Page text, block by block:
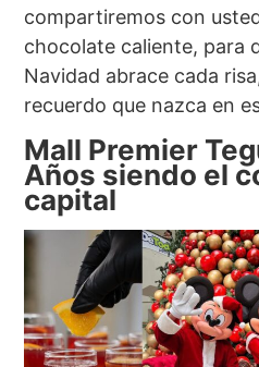
compartiremos con
chocolate caliente, para
Navidad abrace cada
recuerdo que nazca en
Mall Premier
Años siendo el
capital